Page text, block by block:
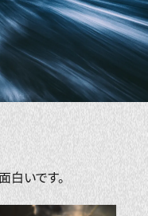
白いです。